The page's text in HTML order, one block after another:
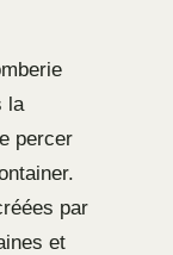
la
percer
par
et